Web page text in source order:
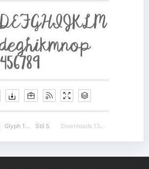
Glyph 143 Stil 5 Downloads 13516